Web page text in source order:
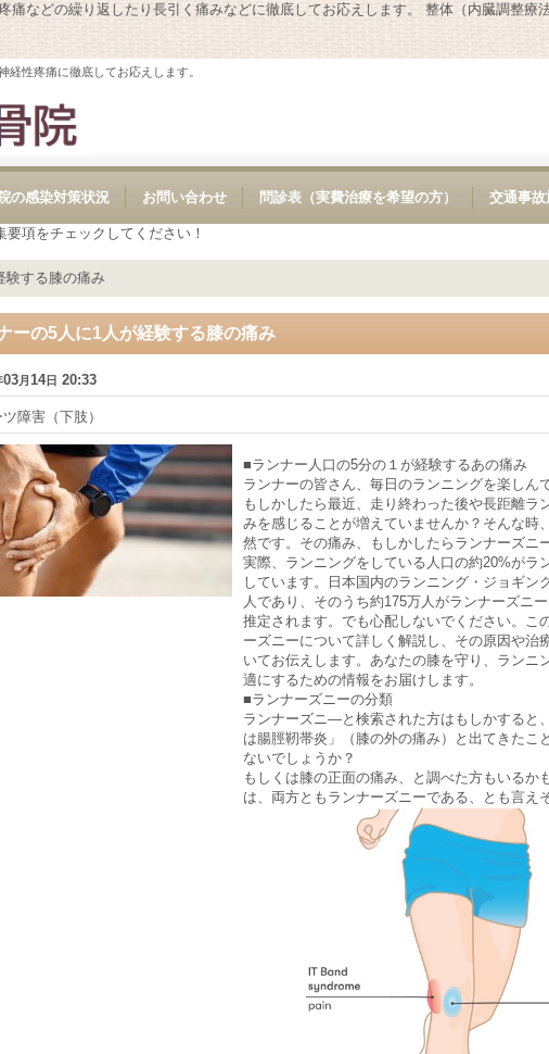
などの繰り返したり長引く痛みなどに徹底してお応えします。 整体（内臓調整
性疼痛に徹底してお応えします。
の感染対策状況 お問い合わせ 問診表（実費治療を希望の方） 交通事故
項をチェックしてください！
験する膝の痛み
ーの5人に1人が経験する膝の痛み
03月14日 20:33
障害（下肢）
■ランナー人口の5分の１が経験するあの痛み
ランナーの皆さん、毎日のランニングを楽しん
もしかしたら最近、走り終わった後や長距離ラ
みを感じることが増えていませんか？そんな時
然です。その痛み、もしかしたらランナーズニ
実際、ランニングをしている人口の約20%がラ
しています。日本国内のランニング・ジョギン
人であり、そのうち約175万人がランナーズニ
推定されます。でも心配しないでください。こ
ーズニーについて詳しく解説し、その原因や治
いてお伝えします。あなたの膝を守り、ランニ
適にするための情報をお届けします。
■ランナーズニーの分類
ランナーズニ―と検索された方はもしかすると
は腸脛靭帯炎」（膝の外の痛み）と出てきたこ
ないでしょうか？
もしくは膝の正面の痛み、と調べた方もいるか
は、両方ともランナーズニーである、とも言え